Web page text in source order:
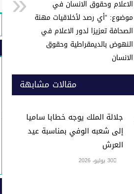
الاعلام وحقوق الانسان في
موضوع: “أي رصد لأخلاقيات مهنة
الصحافة تعزيزا لدور الاعلام في
النهوض بالديمقراطية وحقوق
الانسان
مقالات مشابهة
جلالة الملك يوجه خطابا ساميا
إلى شعبه الوفي بمناسبة عيد
العرش
30 يوليو، 2026